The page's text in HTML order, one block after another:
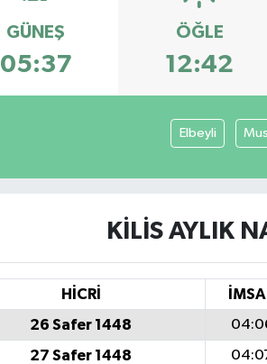
GÜNEŞ
05:37
ÖĞLE
12:42
Elbeyli
KILIS AYLIK
HİCRİ
26 Safer 1448
27 Safer 1448